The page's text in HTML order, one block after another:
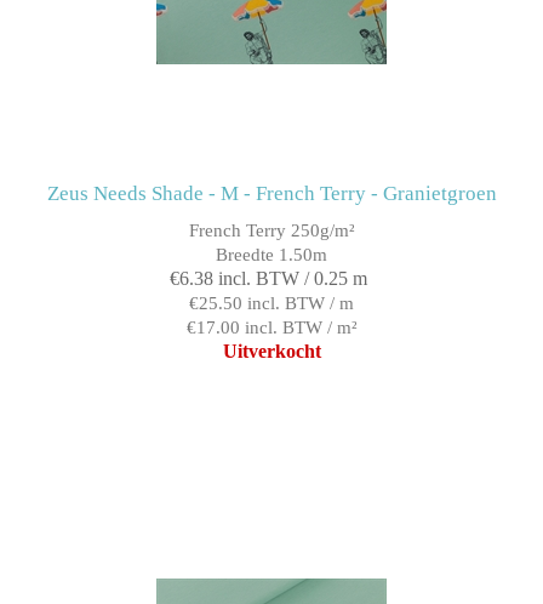
Zeus Needs Shade - M - French Terry - Granietgroen
French Terry 250g/m²
Breedte 1.50m
€6.38 incl. BTW / 0.25 m
€25.50 incl. BTW / m
€17.00 incl. BTW / m²
Uitverkocht